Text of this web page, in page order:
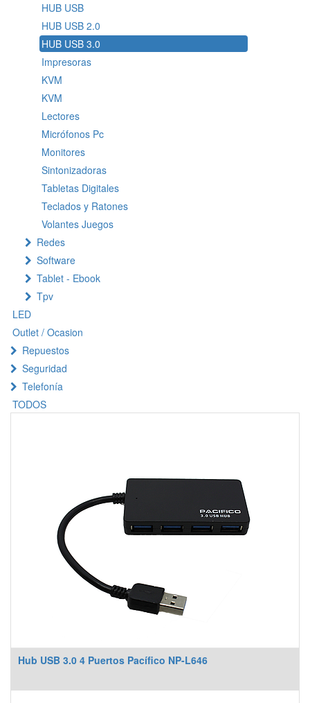
HUB USB
HUB USB 2.0
HUB USB 3.0
Impresoras
KVM
KVM
Lectores
Micrófonos Pc
Monitores
Sintonizadoras
Tabletas Digitales
Teclados y Ratones
Volantes Juegos
Redes
Software
Tablet - Ebook
Tpv
LED
Outlet / Ocasion
Repuestos
Seguridad
Telefonía
TODOS
Hub USB 3.0 4 Puertos Pacífico NP-L646